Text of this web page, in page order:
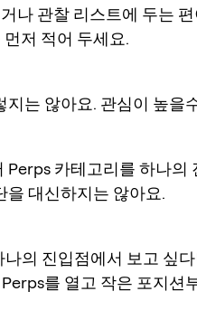
나 관찰 리스트에 두는
저 적어 두세요.
지는 않아요. 관심이 높을
Perps 카테고리를 하나의
을 대신하지는 않아요.
의 진입점에서 보고 싶
를 열고 작은 포지션